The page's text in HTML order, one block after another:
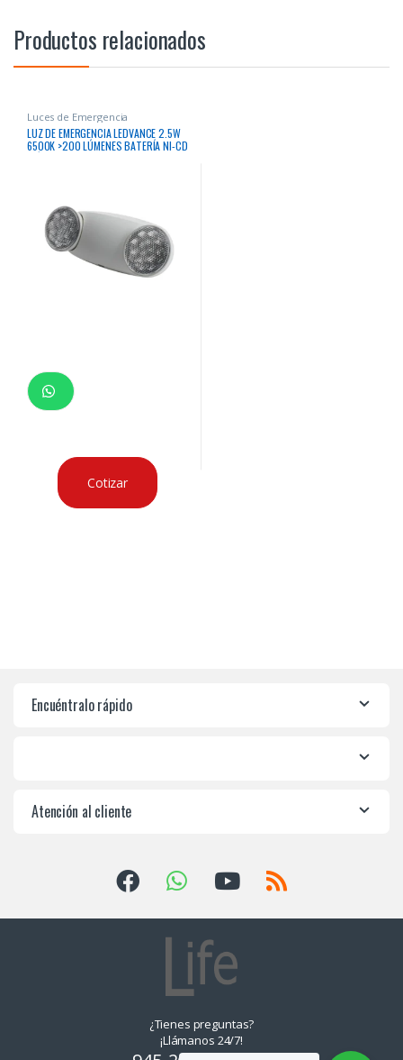
Productos relacionados
Luces de Emergencia
LUZ DE EMERGENCIA LEDVANCE 2.5W
6500K >200 LÚMENES BATERÍA NI-CD
Cotizar
Encuéntralo rápido
Atención al cliente
¿Tienes preguntas?
¡Llámanos 24/7!